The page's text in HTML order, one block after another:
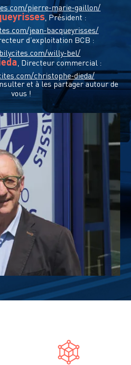
pierre-marie-gaillon/
, Président :
jean-bacqueyrisses/
d’exploitation BCB :
willy-bel/
, Directeur commercial :
christophe-dieda/
et à les partager autour de
vous !